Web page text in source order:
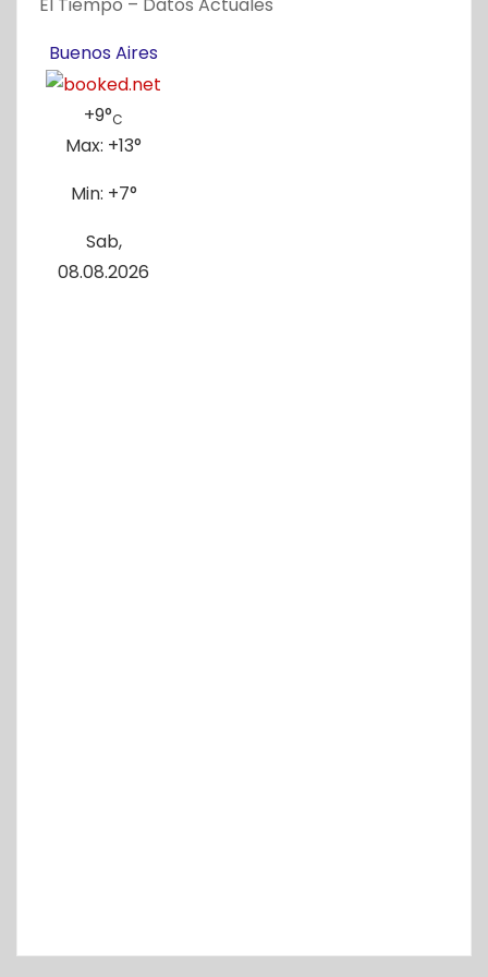
El Tiempo – Datos Actuales
Buenos Aires
+9°C
Max: +13°
Min: +7°
Sab,
08.08.2026